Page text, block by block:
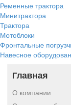
Ременные трактора
Минитрактора
Трактора
Мотоблоки
Фронтальные
Навесное
Главная
О компании